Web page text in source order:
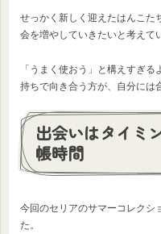
せっかく新しく迎えたはんこた
会を増やしていきたいと考えて
「うまく使おう」と構えすぎ
持ちで向き合う方が、自分には
出会いはタイミ
帳時間
今回のセリアのサマーコレクシ
た。